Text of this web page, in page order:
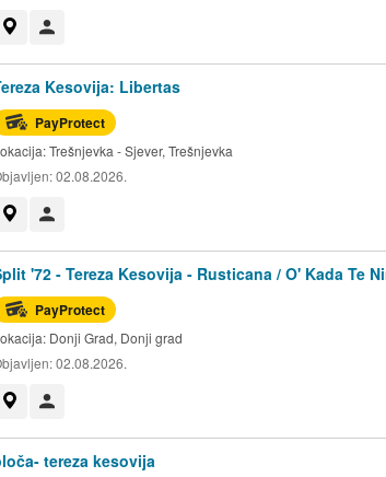
Kesovija: Libertas
PayProtect
Trešnjevka - Sjever, Trešnjevka
02.08.2026.
'72 - Tereza Kesovija - Rusticana / O' Kada Te
PayProtect
Donji Grad, Donji grad
02.08.2026.
tereza kesovija